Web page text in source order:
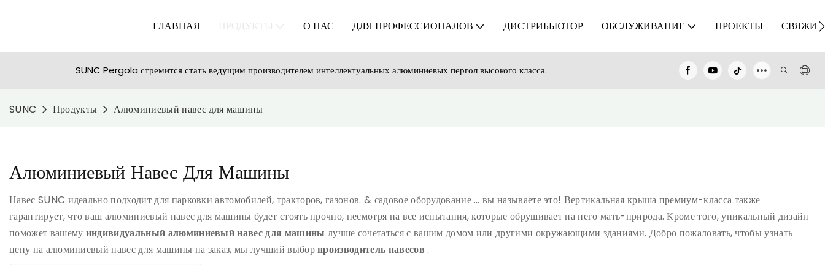
ГЛАВНАЯ О НАС ДЛЯ ПРОФЕССИОНАЛОВ ДИСТРИБЬЮТОР ОБСЛУЖИВАНИЕ ПРОЕКТЫ
SUNC Pergola стремится стать ведущим производителем интеллектуальных алюминиевых пергол высокого класса.
SUNC Продукты Алюминиевый навес для машины
Алюминиевый Навес Для Машины
Навес SUNC идеально подходит для парковки автомобилей, тракторов, газонов. & садовое оборудование … вы называете это! Вертикальная крыша премиум-класса также
гарантирует, что ваш алюминиевый навес для машины будет стоять прочно, несмотря на все испытания, которые обрушивает на него мать-природа. Кроме того, уникальный дизайн
поможет вашему индивидуальный алюминиевый навес для машины лучше сочетаться с вашим домом или другими окружающими зданиями. Добро пожаловать, чтобы узнать
цену на алюминиевый навес для машины на заказ, мы лучший выборпроизводитель навесов.